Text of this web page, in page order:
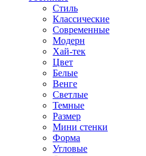
Стиль
Классические
Современные
Модерн
Хай-тек
Цвет
Белые
Венге
Светлые
Темные
Размер
Мини стенки
Форма
Угловые